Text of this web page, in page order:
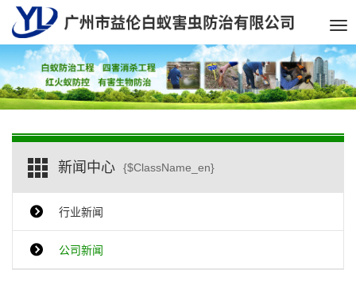
新闻中心 {$ClassName_en}
行业新闻
公司新闻